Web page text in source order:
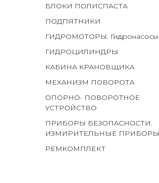
БЛОКИ ПОЛИСПАСТА
ПОДПЯТНИКИ
ГИДРОМОТОРЫ. Гидронасосы
ГИДРОЦИЛИНДРЫ
КАБИНА КРАНОВЩИКА
МЕХАНИЗМ ПОВОРОТА
ОПОРНО- ПОВОРОТНОЕ
УСТРОЙСТВО
ПРИБОРЫ БЕЗОПАСНОСТИ.
ИЗМИРИТЕЛЬНЫЕ ПРИБОРЫ
РЕМКОМПЛЕКТ